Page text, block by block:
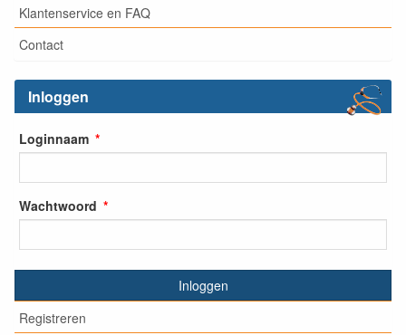
Klantenservice en FAQ
Contact
Inloggen
Loginnaam
Wachtwoord
Inloggen
Registreren